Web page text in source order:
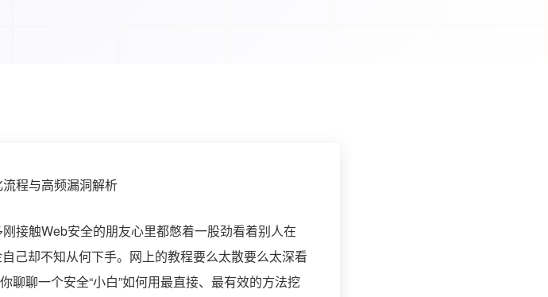
接触Web安全的朋友心里都憋着一股劲看着别人在
己却不知从何下手。网上的教程要么太散要么太深看
聊一个安全“小白”如何用最直接、最有效的方法挖